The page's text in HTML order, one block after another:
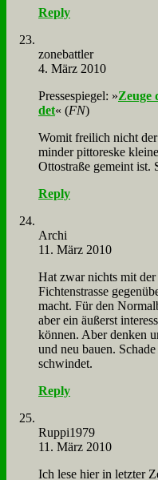
Reply
zone­batt­ler
4. März 2010
Pres­se­spie­gel: »Zeu­ge
det« (FN)
Wo­mit frei­lich nicht
min­der pit­to­res­ke
Ot­to­stra­ße ge­meint ist.
Reply
Ar­chi
11. März 2010
Hat zwar nichts mit
Fich­ten­stra­sse
macht. Für den
aber ein äu­ßerst
kön­nen. Aber den­ken
und neu bau­en.
schwin­det.
Reply
Ruppi1979
11. März 2010
Ich le­se hier in letz­ter